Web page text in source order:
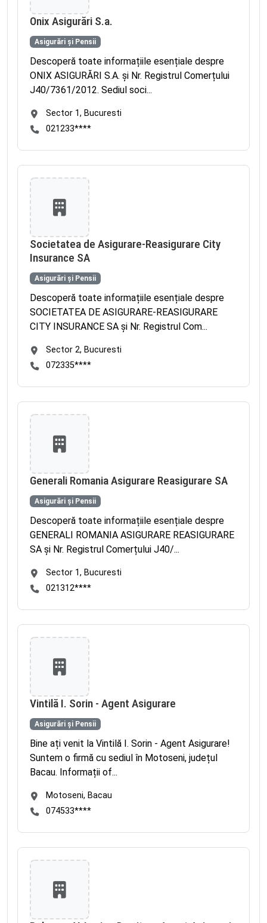
Onix Asigurări S.a.
Asigurări și Pensii
Descoperă toate informațiile esențiale despre
ONIX ASIGURĂRI S.A. și Nr. Registrul Comerțului
J40/7361/2012. Sediul soci...
Sector 1, Bucuresti
021233****
Societatea de Asigurare-Reasigurare City
Insurance SA
Asigurări și Pensii
Descoperă toate informațiile esențiale despre
SOCIETATEA DE ASIGURARE-REASIGURARE
CITY INSURANCE SA și Nr. Registrul Com...
Sector 2, Bucuresti
072335****
Generali Romania Asigurare Reasigurare SA
Asigurări și Pensii
Descoperă toate informațiile esențiale despre
GENERALI ROMANIA ASIGURARE REASIGURARE
SA și Nr. Registrul Comerțului J40/...
Sector 1, Bucuresti
021312****
Vintilă I. Sorin - Agent Asigurare
Asigurări și Pensii
Bine ați venit la Vintilă I. Sorin - Agent Asigurare!
Suntem o firmă cu sediul în Motoseni, județul
Bacau. Informații of...
Motoseni, Bacau
074533****